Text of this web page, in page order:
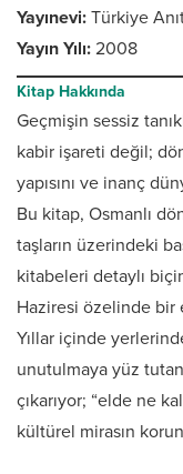
Yayınevi: Türkiye
Yayın Yılı: 2008
Kitap Hakkında
Geçmişin sessiz
kabir işareti değil;
yapısını ve inanç
Bu kitap, Osmanlı
taşların üzerindeki
kitabeleri detaylı
Haziresi özelinde bir
Yıllar içinde
unutulmaya yüz
çıkarıyor; “elde ne
kültürel mirasın